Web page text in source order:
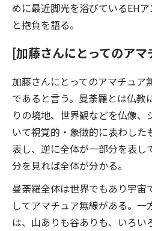
めに最近脚光を浴びているEHア
と抱負を語る。
[加藤さんにとってのア
加藤さんにとってのアマチュア
であると言う。曼荼羅とは仏教
りの境地、世界観などを仏像、
いて視覚的・象徴的に表わした
表し、逆に全体が一部分を表し
分を見れば全体が分かる。
曼荼羅全体は世界でもあり宇宙
してアマチュア無線がある。一
は、山ありも谷ありも、いろい